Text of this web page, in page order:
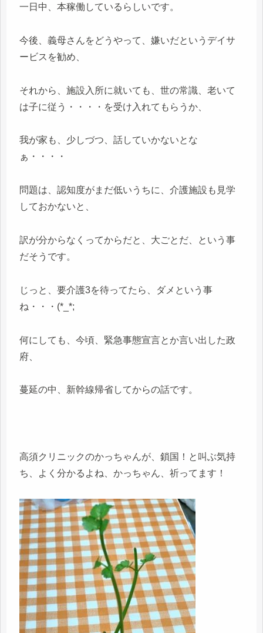
一日中、本稼働しているらしいです。
今後、義母さんをどうやって、嫌いだというデイサ
ービスを勧め、
それから、施設入所に就いても、世の常識、老いて
は子に従う・・・・を受け入れてもらうか、
我が家も、少しづつ、話していかないとな
ぁ・・・・
問題は、認知度がまだ低いうちに、介護施設も見学
しておかないと、
訳が分からなくってからだと、大ごとだ、という事
だそうです。
じっと、要介護3を待ってたら、ダメという事
ね・・・(*_*;
何にしても、今頃、緊急事態宣言とか言い出した政
府、
蔓延の中、新幹線帰省してからの話です。
高須クリニックのかっちゃんが、鎖国！と叫ぶ気持
ち、よく分かるよね、かっちゃん、祈ってます！